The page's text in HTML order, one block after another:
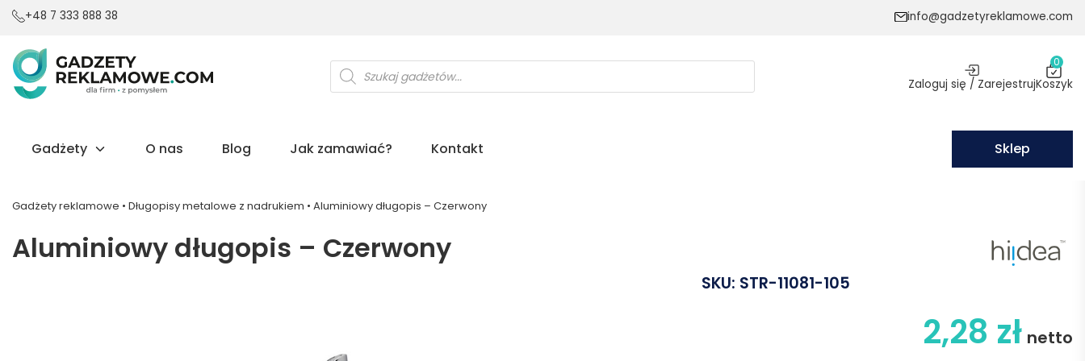
+48 7 333 888 38 info@gadzetyreklamowe.com
Wyszukiwarka
produktów Zaloguj się / Zarejestruj
0
Koszyk
Gadżety O nas Blog Jak zamawiać? Kontakt Sklep
Gadżety reklamowe • Długopisy metalowe z nadrukiem • Aluminiowy długopis – Czerwony
Aluminiowy długopis – Czerwony
SKU: STR-11081-105
2,28 zł netto